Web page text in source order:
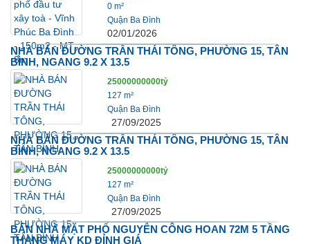
0 m²
Quận Ba Đình
02/01/2026
NHÀ BÁN ĐƯỜNG TRẦN THÁI TÔNG, PHƯỜNG 15, TÂN
BÌNH, NGANG 9.2 X 13.5
25000000000tỷ
127 m²
Quận Ba Đình
27/09/2025
NHÀ BÁN ĐƯỜNG TRẦN THÁI TÔNG, PHƯỜNG 15, TÂN
BÌNH, NGANG 9.2 X 13.5
25000000000tỷ
127 m²
Quận Ba Đình
27/09/2025
BÁN NHÀ MẶT PHỐ NGUYỄN CÔNG HOAN 72M 5 TẦNG
THANG MÁY KD ĐỈNH GIÁ